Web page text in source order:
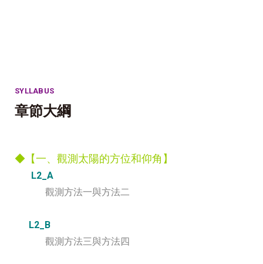
SYLLABUS
章節大綱
◆【一、觀測太陽的方位和仰角】
L2_A
觀測方法一與方法二
L2_B
觀測方法三與方法四